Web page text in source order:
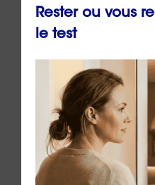
Conclusion
à
opportunité
La rentrée 2025 offre
Rester ou vous
le test